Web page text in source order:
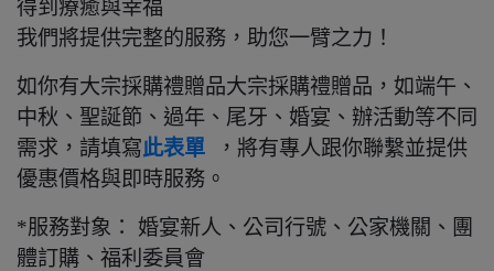
得到療癒與幸福
我們將提供完整的服務，助您一臂之力！
如你有大宗採購禮贈品大宗採購禮贈品，如端午、
中秋、聖誕節、過年、尾牙、婚宴、辦活動等不同
需求，請填寫此表單 ，將有專人跟你聯繫並提供
優惠價格與即時服務。
*服務對象： 婚宴新人、公司行號、公家機關、團
體訂購、福利委員會